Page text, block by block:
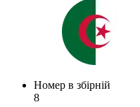
Номер в збірній
8